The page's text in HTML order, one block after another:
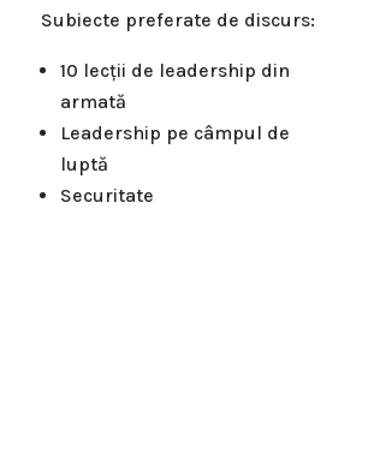
Subiecte preferate de discurs:
10 lecții de leadership din
armată
Leadership pe câmpul de
luptă
Securitate